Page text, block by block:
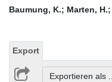
Baumung, K.; Marten, H.;
Export
Exportieren